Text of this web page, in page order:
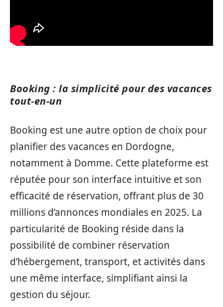
Booking : la simplicité pour des vacances
tout-en-un
Booking est une autre option de choix pour
planifier des vacances en Dordogne,
notamment à Domme. Cette plateforme est
réputée pour son interface intuitive et son
efficacité de réservation, offrant plus de 30
millions d’annonces mondiales en 2025. La
particularité de Booking réside dans la
possibilité de combiner réservation
d’hébergement, transport, et activités dans
une même interface, simplifiant ainsi la
gestion du séjour.